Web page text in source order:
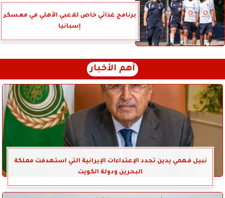
برنامج غذائي خاص للاعبي الأهلي في معسكر
إسبانيا
أهم الأخبار
نبيل فهمي يدين تجدد الإعتداءات الإيرانية التي استهدفت مملكة
البحرين ودولة الكويت